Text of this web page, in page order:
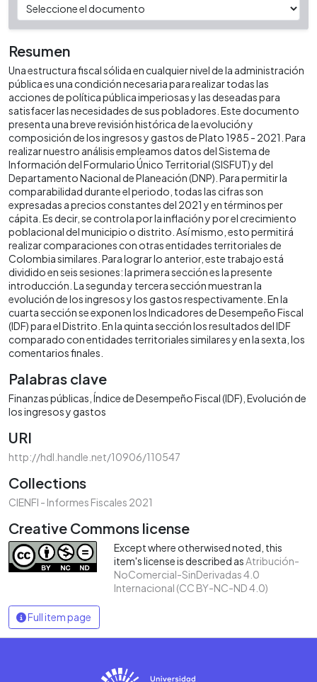
Resumen
Una estructura fiscal sólida en cualquier nivel de la administración
pública es una condición necesaria para realizar todas las
acciones de política pública imperiosas y las deseadas para
satisfacer las necesidades de sus pobladores. Este documento
presenta una breve revisión histórica de la evolución y
composición de los ingresos y gastos de Plato 1985 - 2021. Para
realizar nuestro análisis empleamos datos del Sistema de
Información del Formulario Único Territorial (SISFUT) y del
Departamento Nacional de Planeación (DNP). Para permitir la
comparabilidad durante el periodo, todas las cifras son
expresadas a precios constantes del 2021 y en términos per
cápita. Es decir, se controla por la inflación y por el crecimiento
poblacional del municipio o distrito. Así mismo, esto permitirá
realizar comparaciones con otras entidades territoriales de
Colombia similares. Para lograr lo anterior, este trabajo está
dividido en seis sesiones: la primera sección es la presente
introducción. La segunda y tercera sección muestran la
evolución de los ingresos y los gastos respectivamente. En la
cuarta sección se exponen los Indicadores de Desempeño Fiscal
(IDF) para el Distrito. En la quinta sección los resultados del IDF
comparado con entidades territoriales similares y en la sexta, los
comentarios finales.
Palabras clave
Finanzas públicas Índice de Desempeño Fiscal (IDF) Evolución de
los ingresos y gastos
URI
http://hdl.handle.net/10906/110547
Collections
CIENFI - Informes Fiscales 2021
Creative Commons license
Except where otherwised noted, this
item's license is described asAtribución-
NoComercial-SinDerivadas 4.0
Internacional (CC BY-NC-ND 4.0)
Full item page